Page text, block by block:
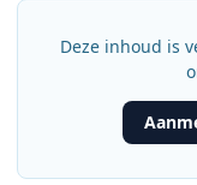
Deze inhoud is